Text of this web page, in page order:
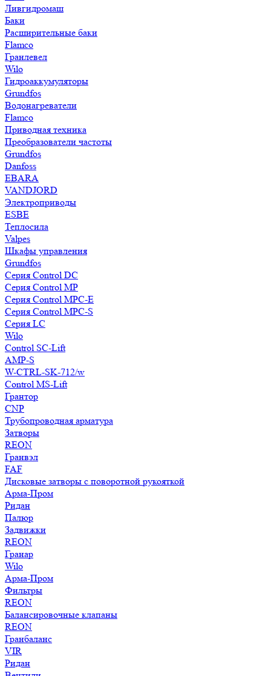
Ливгидромаш
Баки
Расширительные баки
Flamco
Гранлевел
Wilo
Гидроаккумуляторы
Grundfos
Водонагреватели
Flamco
Приводная техника
Преобразователи частоты
Grundfos
Danfoss
EBARA
VANDJORD
Электроприводы
ESBE
Теплосила
Valpes
Шкафы управления
Grundfos
Серия Control DC
Серия Control MP
Серия Control MPC-E
Серия Control MPC-S
Серия LC
Wilo
Control SC-Lift
AMP-S
W-CTRL-SK-712/w
Control MS-Lift
Грантор
CNP
Трубопроводная арматура
Затворы
REON
Гранвэл
FAF
Дисковые затворы с поворотной рукояткой
Арма-Пром
Ридан
Палюр
Задвижки
REON
Гранар
Wilo
Арма-Пром
Фильтры
REON
Балансировочные клапаны
REON
Гранбаланс
VIR
Ридан